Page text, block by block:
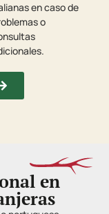
en caso de
o
en